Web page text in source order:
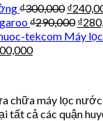
₫300,000 ₫
₫290,000 ₫
Máy
chữa máy lọc
tất cả các quận